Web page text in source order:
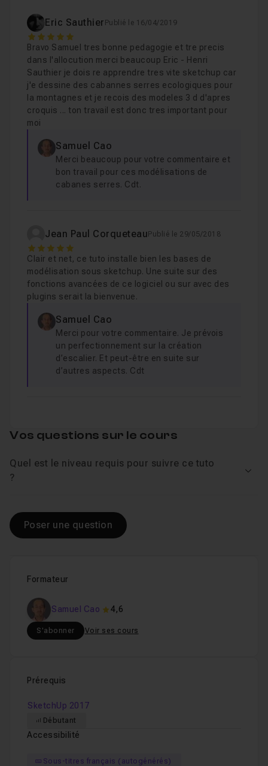
Chapitre 6 : Groupes et composants
Chapitre 7 : L'aspet graphique 17m20
Chapitre 8 : Organiser le modèle 17m38
Chapitre 9 : Créer une vue en plan et imprimer à
Chapitre 10 : Mise en application
Chapitre 11 : Conclusion 17s
Eric Sauthier Publié le 16/04/2019
5
Bravo Samuel tres bonne pedagogie et tre precis
dans l'allocution merci beaucoup Eric - Henri
Sauthier je dois re apprendre tres vite sketchup car
j'e dessine des cabannes serres ecologiques pour
la montagnes et je recois des modeles 3 d d'apres
croquis ... ton travail est donc tres important pour
moi
Samuel Cao
Merci beaucoup pour votre commentaire et
bon travail pour ces modélisations de
cabanes serres. Cdt.
Jean Paul Corqueteau Publié le 29/05/2018
5
Clair et net, ce tuto installe bien les bases de
modélisation sous sketchup. Une suite sur des
fonctions avancées de ce logiciel ou sur avec des
plugins serait la bienvenue.
Samuel Cao
Merci pour votre commentaire. Je prévois
un perfectionnement sur la création
d’escalier. Et peut-être en suite sur
d’autres aspects. Cdt
Formateur
Samuel Cao 4,6
S'abonner Voir ses cours
Prérequis
SketchUp 2017
Débutant
Accessibilité
Sous-titres français (autogénérés)
Vos questions sur le cours
Quel est le niveau requis pour suivre ce tuto
?
Poser une question